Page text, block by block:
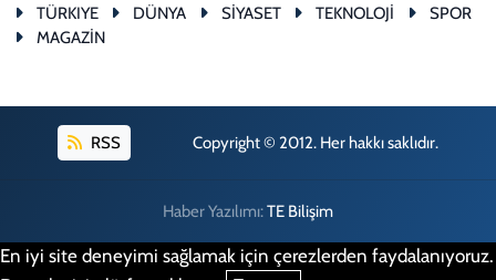
TÜRKIYE
DÜNYA SİYASET TEKNOLOJİ
SPOR
MAGAZİN
RSS Copyright © 2012. Her hakkı saklıdır.
Haber Yazılımı:TE Bilişim
En iyi site deneyimi sağlamak için çerezlerden faydalanıyoruz.